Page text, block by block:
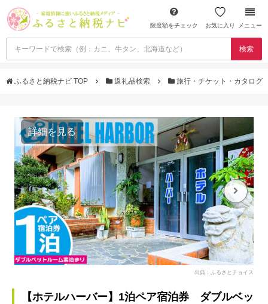
限度額をチェック お気に入り メニュー
検索
ふるさと納税ナビ TOP 返礼品検索 旅行・チケット・カタログ
詳細を見る
出典：ふるさとチョイス
【ホテルハーバー】1泊ペア宿泊券 ダブルベッ